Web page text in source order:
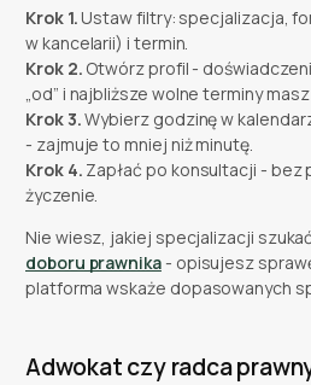
Krok 1.Ustaw filtry: specjalizacja,
w kancelarii) i termin.
Krok 2. Otwórz profil -
„od” i najbliższe wolne terminy
Krok 3.Wybierz godzinę w
- zajmuje to mniej niż minutę.
Krok 4. Zapłać po konsultacji - bez
życzenie.
Nie wiesz, jakiej specjalizacji
doboru prawnika- opisujesz
platforma wskaże dopasowanych
Adwokat czy radca